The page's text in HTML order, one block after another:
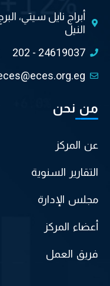
أبراج نايل سيتي،
النيل
202 - 24619037
من نحن
عن المركز
التقارير السنوية
مجلس الإدارة
أعضاء المركز
فريق العمل